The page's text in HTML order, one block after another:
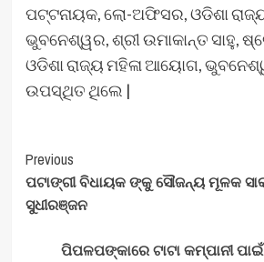
ପଟ୍ଟନାୟକ, ଲୋ-ଅଫିସର, ଓଡିଶା
ଭୁବନେଶ୍ୱର, ଶ୍ରୀ ଉମାକାନ୍ତ ସାହୁ,
ଓଡିଶା ରାଜ୍ୟ ମହିଳା ଆୟୋଗ,
ଉପସ୍ଥିତ ଥିଲେ |
Post
Navigation
Previous
ପଟାଙ୍ଗୀ ବିଧାୟକ ଙ୍କୁ ସୌଜନ୍ୟ ମୂଳକ
ସୁଧୀରଞ୍ଜନ
ପିପଳପଙ୍କାରେ ଟାଟା କମ୍ପାନୀ